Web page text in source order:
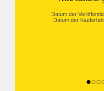
Datum der
Datum der